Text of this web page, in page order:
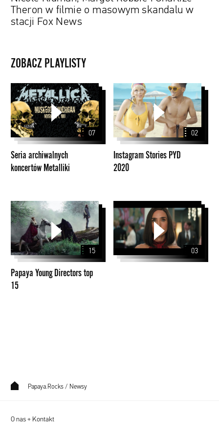
Fox
News
Theron w filmie o masowym skandalu w
stacji Fox News
ZOBACZ PLAYLISTY
Seria
archiwalnych
koncertów
Metalliki
07
Seria archiwalnych
koncertów Metalliki
Instagram
Stories
PYD
2020
02
Instagram Stories PYD
2020
Papaya
Young
Directors
top
15
15
Papaya Young Directors top
15
03
Papaya.Rocks / Newsy
O nas + Kontakt